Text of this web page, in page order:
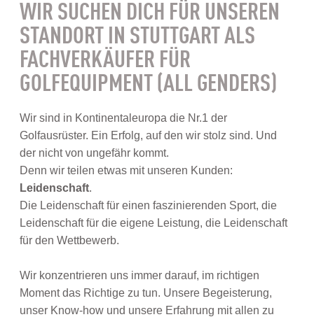
WIR SUCHEN DICH FÜR UNSEREN
STANDORT IN STUTTGART ALS
FACHVERKÄUFER FÜR
GOLFEQUIPMENT (ALL GENDERS)
Wir sind in Kontinentaleuropa die Nr.1 der
Golfausrüster. Ein Erfolg, auf den wir stolz sind. Und
der nicht von ungefähr kommt.
Denn wir teilen etwas mit unseren Kunden:
Leidenschaft.
Die Leidenschaft für einen faszinierenden Sport, die
Leidenschaft für die eigene Leistung, die Leidenschaft
für den Wettbewerb.
Wir konzentrieren uns immer darauf, im richtigen
Moment das Richtige zu tun. Unsere Begeisterung,
unser Know-how und unsere Erfahrung mit allen zu